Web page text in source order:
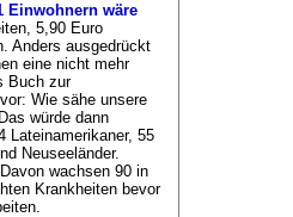
Einwohnern wäre
5,90 Euro
Anders ausgedrückt
eine nicht mehr
Buch zur
Wie sähe unsere
würde dann
Lateinamerikaner, 55
Neuseeländer.
wachsen 90 in
Krankheiten bevor